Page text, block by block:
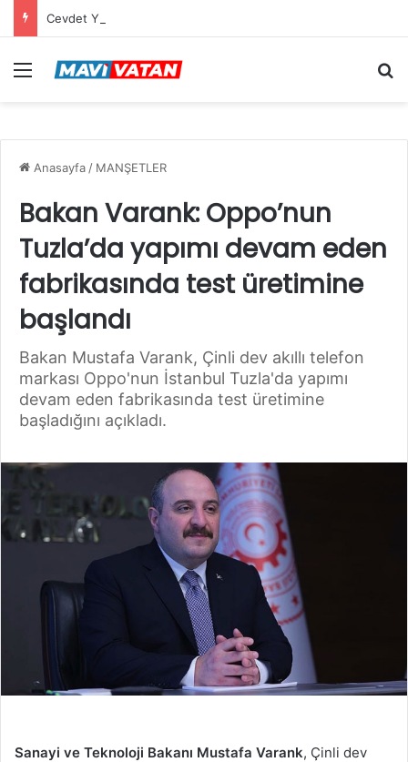
Menü
Anasayfa / MANŞETLER
Bakan Varank: Oppo’nun
Tuzla’da yapımı devam eden
fabrikasında test üretimine
başlandı
Bakan Mustafa Varank, Çinli dev akıllı telefon
markası Oppo'nun İstanbul Tuzla'da yapımı
devam eden fabrikasında test üretimine
başladığını açıkladı.
Sanayi ve Teknoloji Bakanı Mustafa Varank, Çinli dev